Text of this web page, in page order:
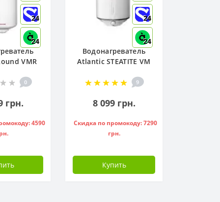
24
24
VMR
0
грн.
4590
24
24
Водонагреватель
Atlantic STEATITE VM
841209
9
8 099 грн.
Скидка по промокоду: 7290
грн.
Купить